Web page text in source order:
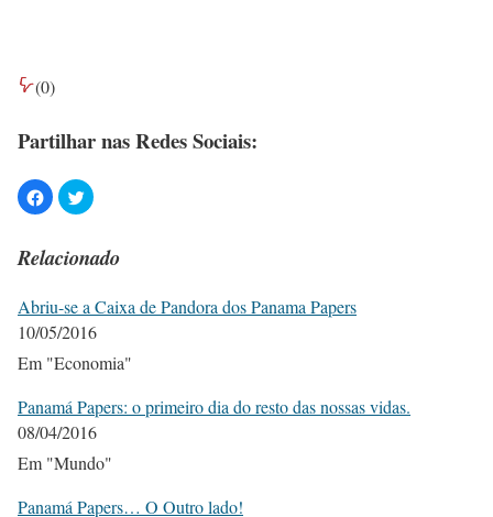
(0)
Partilhar nas Redes Sociais:
Relacionado
Abriu-se a Caixa de Pandora dos Panama Papers
10/05/2016
Em "Economia"
Panamá Papers: o primeiro dia do resto das nossas vidas.
08/04/2016
Em "Mundo"
Panamá Papers… O Outro lado!